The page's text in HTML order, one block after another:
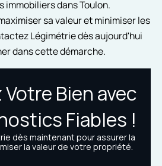
immobiliers dans Toulon.
sa valeur et minimiser les
Légimétrie dès aujourd'hui
dans cette démarche.